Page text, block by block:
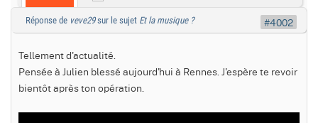
Réponse de veve29sur le sujet Et la musique ?
Tellement d'actualité.
Pensée à Julien blessé aujourd'hui à Rennes. J'espère te revoir
bientôt après ton opération.
#4002